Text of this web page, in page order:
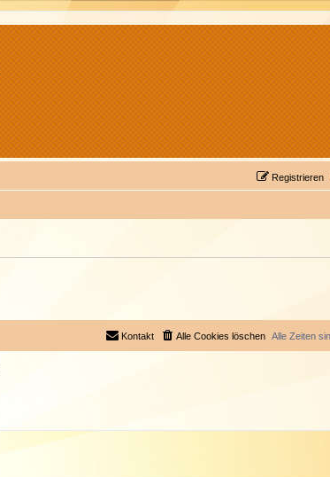
Registrieren
Alle Zeiten
Alle Cookies löschen
Kontakt